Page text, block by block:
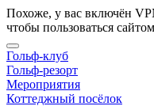
Похоже, у вас включён
чтобы пользоваться сайтом
Гольф-клуб
Гольф-резорт
Мероприятия
Коттеджный посёлок